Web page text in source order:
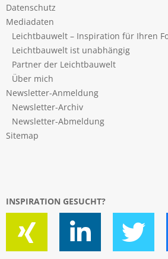
Datenschutz
Mediadaten
Leichtbauwelt – Inspiration für Ihren
Leichtbauwelt ist unabhängig
Partner der Leichtbauwelt
Über mich
Newsletter-Anmeldung
Newsletter-Archiv
Newsletter-Abmeldung
Sitemap
INSPIRATION GESUCHT?